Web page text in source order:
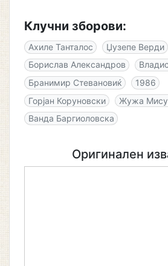
Клучни зборови:
Ахиле Танталос Џузепе Верди
Борислав Александров
Бранимир Стевановиќ
1986
Горјан Коруновски
Жужа
Ванда Баргиоловска
Оригинален